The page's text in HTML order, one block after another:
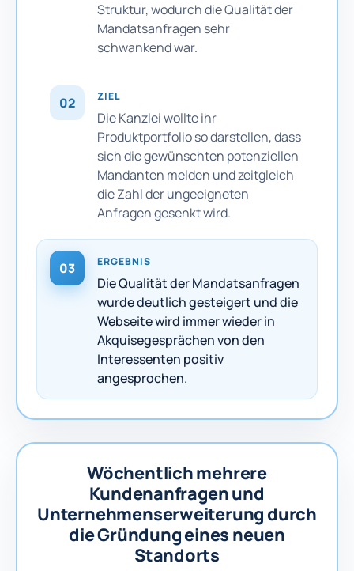
Struktur, wodurch die Qualität der
Mandatsanfragen sehr
schwankend war.
02 ZIEL
Die Kanzlei wollte ihr
Produktportfolio so darstellen, dass
sich die gewünschten potenziellen
Mandanten melden und zeitgleich
die Zahl der ungeeigneten
Anfragen gesenkt wird.
03 ERGEBNIS
Die Qualität der Mandatsanfragen
wurde deutlich gesteigert und die
Webseite wird immer wieder in
Akquisegesprächen von den
Interessenten positiv
angesprochen.
Wöchentlich mehrere
Kundenanfragen und
Unternehmenserweiterung durch
die Gründung eines neuen
Standorts